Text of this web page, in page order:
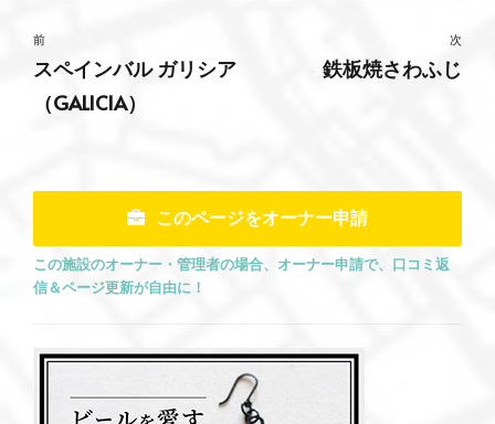
前
スペインバル ガリシア
（GALICIA）
次
鉄板焼さわふじ
このページをオーナー申請
この施設のオーナー・管理者の場合、オーナー申請で、口コミ返
信＆ページ更新が自由に！